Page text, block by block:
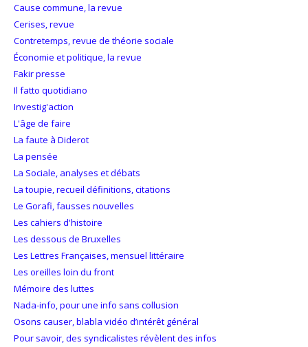
Cause commune, la revue
Cerises, revue
Contretemps, revue de théorie sociale
Économie et politique, la revue
Fakir presse
Il fatto quotidiano
Investig'action
L'âge de faire
La faute à Diderot
La pensée
La Sociale, analyses et débats
La toupie, recueil définitions, citations
Le Gorafi, fausses nouvelles
Les cahiers d'histoire
Les dessous de Bruxelles
Les Lettres Françaises, mensuel littéraire
Les oreilles loin du front
Mémoire des luttes
Nada-info, pour une info sans collusion
Osons causer, blabla vidéo d’intérêt général
Pour savoir, des syndicalistes révèlent des infos